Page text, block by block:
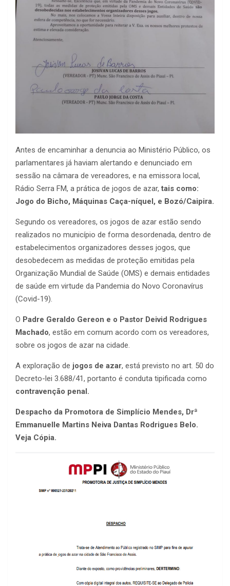
Antes de encaminhar a denuncia ao Ministério Público, os
parlamentares já haviam alertando e denunciado em
sessão na câmara de vereadores, e na emissora local,
Rádio Serra FM, a prática de jogos de azar,tais como:
Jogo do Bicho, Máquinas Caça-níquel, e Bozó/Caipira.
Segundo os vereadores, os jogos de azar estão sendo
realizados no município de forma desordenada, dentro de
estabelecimentos organizadores desses jogos, que
desobedecem as medidas de proteção emitidas pela
Organização Mundial de Saúde (OMS) e demais entidades
de saúde em virtude da Pandemia do Novo Coronavírus
(Covid-19).
O Padre Geraldo Gereon e o Pastor Deivid Rodrigues
Machado, estão em comum acordo com os vereadores,
sobre os jogos de azar na cidade.
A exploração de jogos de azar, está previsto no art. 50 do
Decreto-lei 3.688/41, portanto é conduta tipificada como
contravenção penal.
Despacho da Promotora de Simplício Mendes, Drª
Emmanuelle Martins Neiva Dantas Rodrigues Belo.
Veja Cópia.